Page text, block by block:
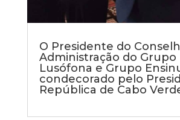
O Presidente do
Administração do Grupo
Lusófona e Grupo
condecorado pelo
República de Cabo